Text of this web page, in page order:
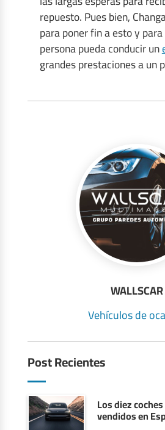
WALLSCAR
Vehículos de
Post Recientes
Los diez
vendidos en
repuesto. Pues bien,
para poner fin a esto y
persona pueda conducir un
grandes prestaciones a un